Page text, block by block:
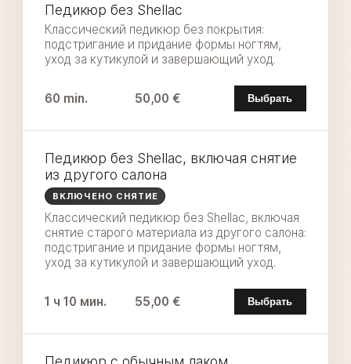
Педикюр без Shellac
Классический педикюр без покрытия:
подстригание и придание формы ногтям,
уход за кутикулой и завершающий уход.
60 min. 50,00 € Выбрать
Педикюр без Shellac, включая снятие
из другого салона
ВКЛЮЧЕНО СНЯТИЕ
Классический педикюр без Shellac, включая
снятие старого материала из другого салона:
подстригание и придание формы ногтям,
уход за кутикулой и завершающий уход.
1 ч 10 мин. 55,00 € Выбрать